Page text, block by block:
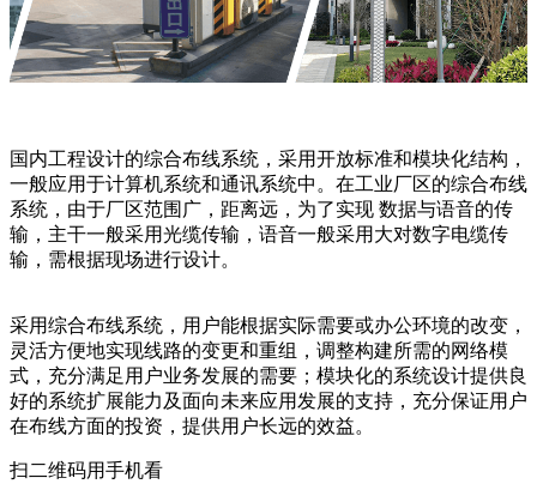
国内工程设计的综合布线系统，采用开放标准和模块化结构，
一般应用于计算机系统和通讯系统中。在工业厂区的综合布线
系统，由于厂区范围广，距离远，为了实现 数据与语音的传
输，主干一般采用光缆传输，语音一般采用大对数字电缆传
输，需根据现场进行设计。
采用综合布线系统，用户能根据实际需要或办公环境的改变，
灵活方便地实现线路的变更和重组，调整构建所需的网络模
式，充分满足用户业务发展的需要；模块化的系统设计提供良
好的系统扩展能力及面向未来应用发展的支持，充分保证用户
在布线方面的投资，提供用户长远的效益。
扫二维码用手机看